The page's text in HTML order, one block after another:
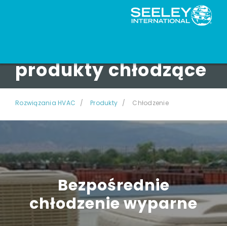
produkty chłodzące
Rozwiązania HVAC Produkty Chłodzenie
Bezpośrednie
chłodzenie wyparne